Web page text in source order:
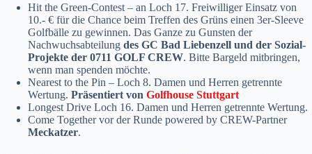
Hit the Green-Contest – an Loch 17. Freiwilliger Einsatz von
10.- € für die Chance beim Treffen des Grüns einen 3er-Sleeve
Golfbälle zu gewinnen. Das Ganze zu Gunsten der
Nachwuchsabteilung des GC Bad Liebenzell und der Sozial-
Projekte der 0711 GOLF CREW. Bitte Bargeld mitbringen,
wenn man spenden möchte.
Nearest to the Pin – Loch 8. Damen und Herren getrennte
Wertung. Präsentiert von Golfhouse Stuttgart
Longest Drive Loch 16. Damen und Herren getrennte Wertung.
Come Together vor der Runde powered by CREW-Partner
Meckatzer.